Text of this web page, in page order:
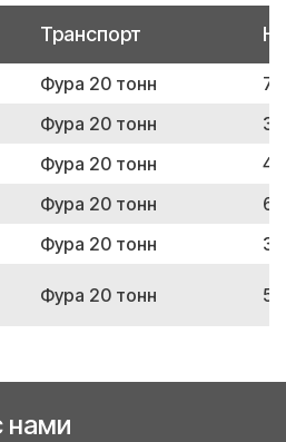
Транспорт
Фура 20 тонн
Фура 20 тонн
Фура 20 тонн
Фура 20 тонн
Фура 20 тонн
Фура 20 тонн
нами